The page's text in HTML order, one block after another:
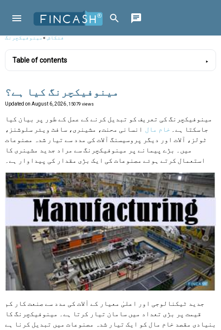
فنکاش»مینوفیکچرنگ
Table of contents
مینوفیکچرنگ کیا ہے؟
Updated on August 6, 2026 , 15079 views
مینوفیکچرنگ کی تعریف کو تبدیل کرنے کے عمل کے طور پر بیان کیا
جاسکتا ہے۔ خام مال انسانی محنت، مشینری، سافٹ ویئر سلوشنز،
ٹولز، آلات اور دیگر پروسیسنگ آلات کی مدد سے تیار شدہ مصنوعات
میں۔ بڑے پیمانے پر مینوفیکچرنگ سے مراد جدید مشینری کا
استعمال کرتے ہوئے مصنوعات کی ایک بڑی مقدار کی پیداوار ہے۔
جدید ٹیکنالوجی اور اعلیٰ معیار کے آلات کی مدد سے صنعت کار کم
قیمت پر بڑی تعداد میں سامان تیار کرتا ہے۔ مینوفیکچرنگ کا
بنیادی مقصد خام مال کو ایک تیار شدہ مصنوعات میں تبدیل کرنا ہے